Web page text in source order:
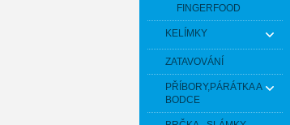
FINGERFOOD
KELÍMKY
ZATAVOVÁNÍ
PŘÍBORY,PÁRÁTKA A
BODCE